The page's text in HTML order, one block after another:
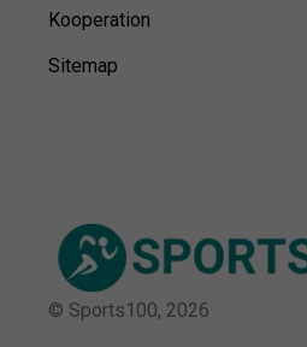
Kooperation
Sitemap
© Sports100, 2026